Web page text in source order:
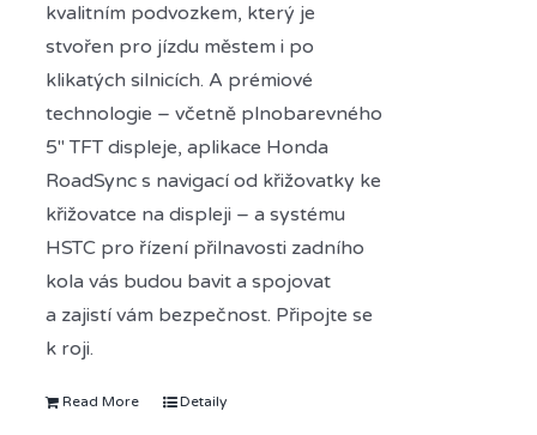
kvalitním podvozkem, který je
stvořen pro jízdu městem i po
klikatých silnicích. A prémiové
technologie – včetně plnobarevného
5" TFT displeje, aplikace Honda
RoadSync s navigací od křižovatky ke
křižovatce na displeji – a systému
HSTC pro řízení přilnavosti zadního
kola vás budou bavit a spojovat
a zajistí vám bezpečnost. Připojte se
k roji.
Read More Detaily